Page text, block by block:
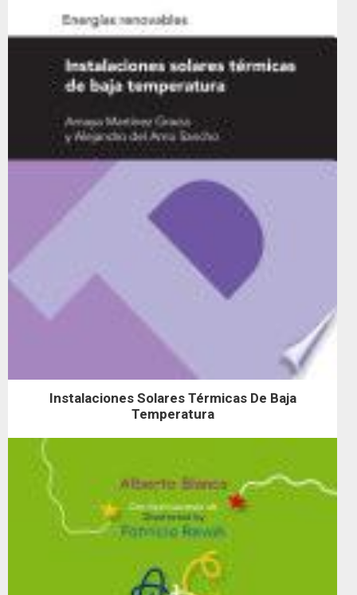
Instalaciones Solares Térmicas De Baja
Temperatura